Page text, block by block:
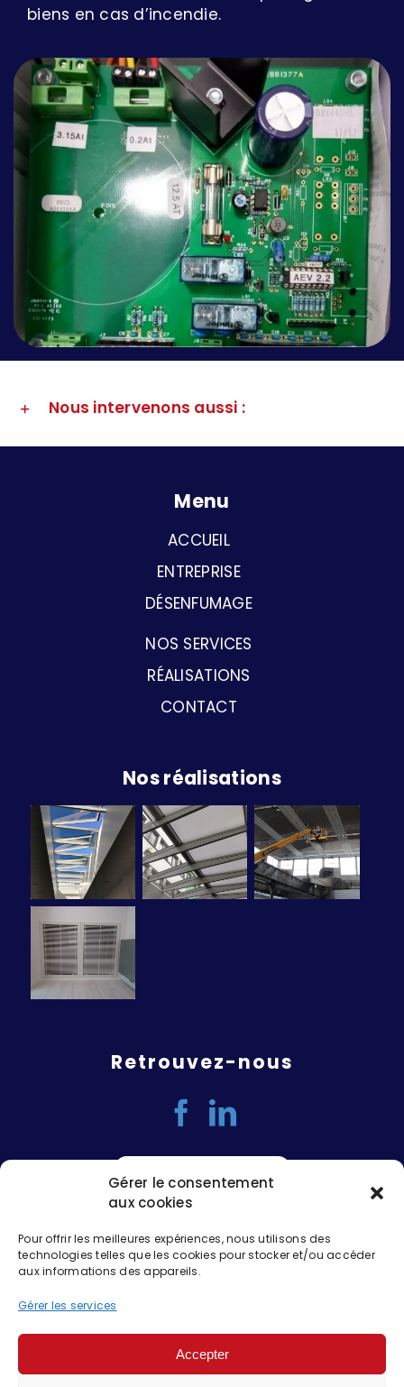
Gérer le consentement
aux cookies
Pour offrir les meilleures expériences, nous utilisons des
technologies telles que les cookies pour stocker et/ou accéder
aux informations des appareils.
Gérer les services
Accepter
biens en cas d’incendie.
Nous intervenons aussi :
Menu
ACCUEIL
ENTREPRISE
DÉSENFUMAGE
NOS SERVICES
RÉALISATIONS
CONTACT
Nos réalisations
Retrouvez-nous
EPSI